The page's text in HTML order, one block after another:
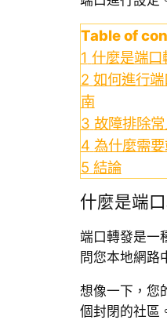
Table of
1 什麼是端口
2 如何進行
南
3 故障排除
4 為什麼需
5 結論
什麼是端
端口轉發是一
問您本地網路
想像一下，您
個封閉的社區